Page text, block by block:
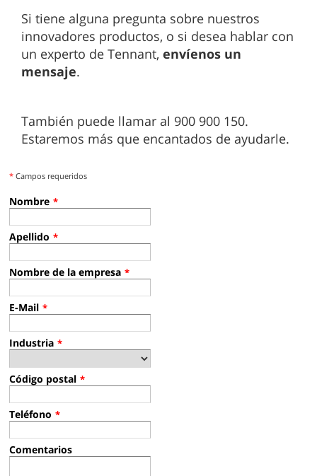
Si tiene alguna pregunta sobre nuestros
innovadores productos, o si desea hablar con
un experto de Tennant, envíenos un
mensaje.
También puede llamar al 900 900 150.
Estaremos más que encantados de ayudarle.
* Campos requeridos
Nombre *
Apellido *
Nombre de la empresa *
E-Mail *
Industria *
Código postal *
Teléfono *
Comentarios